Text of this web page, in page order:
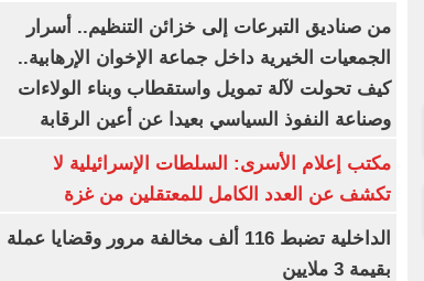
من صناديق التبرعات إلى خزائن التنظيم.. أسرار
الجمعيات الخيرية داخل جماعة الإخوان الإرهابية..
كيف تحولت لآلة تمويل واستقطاب وبناء الولاءات
وصناعة النفوذ السياسي بعيدا عن أعين الرقابة
مكتب إعلام الأسرى: السلطات الإسرائيلية لا
تكشف عن العدد الكامل للمعتقلين من غزة
الداخلية تضبط 116 ألف مخالفة مرور وقضايا عملة
بقيمة 3 ملايين